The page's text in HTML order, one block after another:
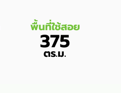
พื้นที่ใช้สอย
375
ตร.ม.